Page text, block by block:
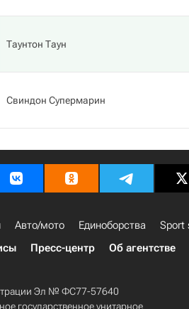
Таунтон Таун
Свиндон Супермарин
Авто/мото Единоборства Sport
Пресс-центр Об агентстве
Эл № ФС77-57640
государственное унитарное